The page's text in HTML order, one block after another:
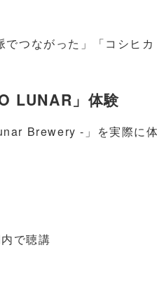
つながった」「コシヒカ
LUNAR」体験
Brewery -」を実際に
で聴講